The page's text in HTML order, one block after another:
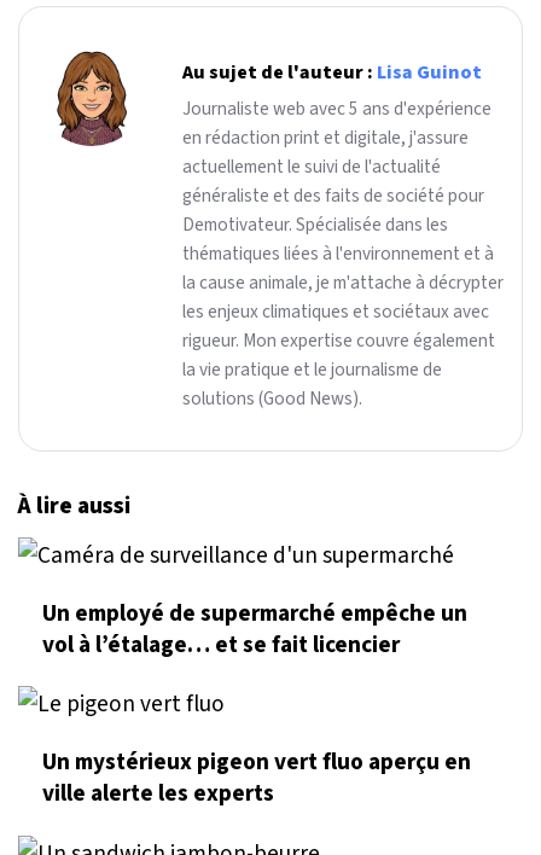
Au sujet de l'auteur : Lisa Guinot
Journaliste web avec 5 ans d'expérience
en rédaction print et digitale, j'assure
actuellement le suivi de l'actualité
généraliste et des faits de société pour
Demotivateur. Spécialisée dans les
thématiques liées à l'environnement et à
la cause animale, je m'attache à décrypter
les enjeux climatiques et sociétaux avec
rigueur. Mon expertise couvre également
la vie pratique et le journalisme de
solutions (Good News).
À lire aussi
Un employé de supermarché empêche un
vol à l’étalage… et se fait licencier
Un mystérieux pigeon vert fluo aperçu en
ville alerte les experts